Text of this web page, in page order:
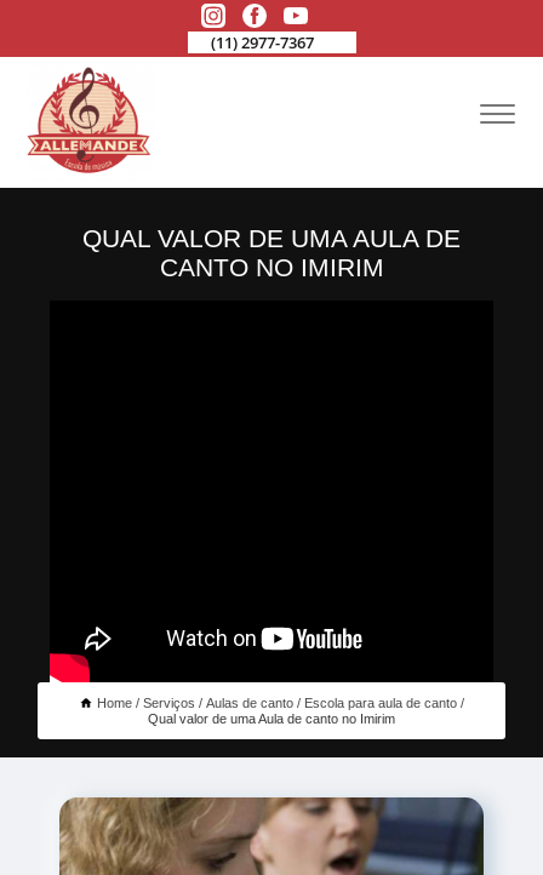
(11) 2977-7367
QUAL VALOR DE UMA AULA DE
CANTO NO IMIRIM
Home Serviços Aulas de canto
Escola para aula de canto
Qual valor de uma Aula de canto no Imirim